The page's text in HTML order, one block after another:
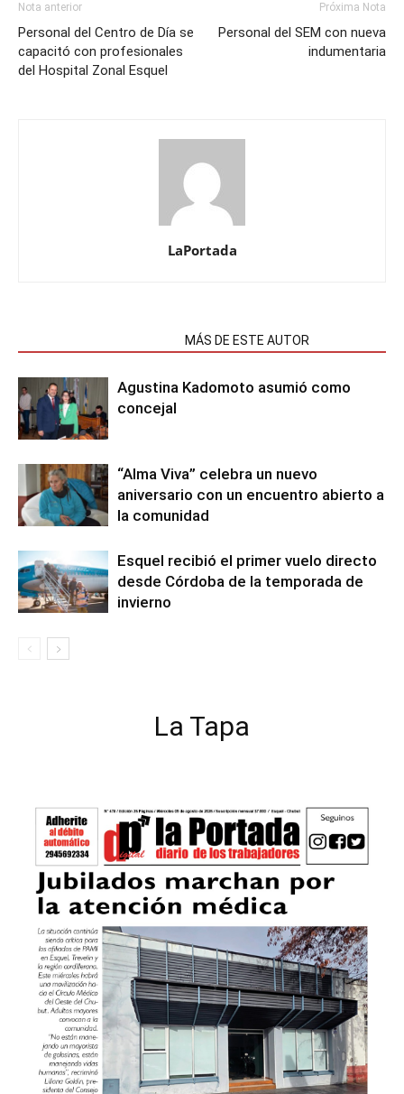
Nota anterior
Personal del Centro de Día se
capacitó con profesionales
del Hospital Zonal Esquel
Próxima Nota
Personal del SEM con nueva
indumentaria
LaPortada
MÁS DE ESTE AUTOR
Agustina Kadomoto asumió como
concejal
“Alma Viva” celebra un nuevo
aniversario con un encuentro abierto a
la comunidad
Esquel recibió el primer vuelo directo
desde Córdoba de la temporada de
invierno
La Tapa